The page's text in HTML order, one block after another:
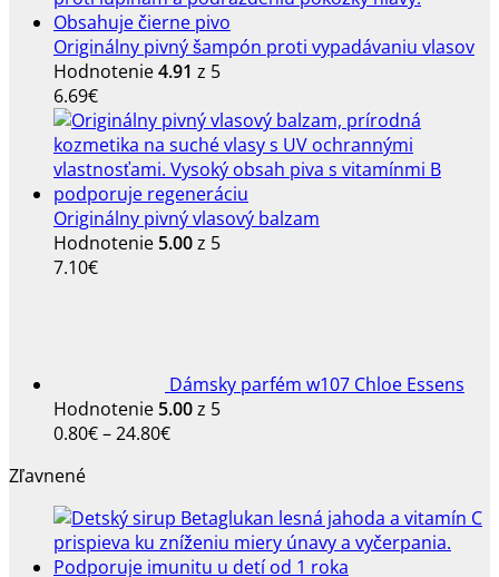
Originálny pivný šampón proti vypadávaniu vlasov
Hodnotenie4.91 z 5
6.69€
Originálny pivný vlasový balzam
Hodnotenie 5.00z 5
7.10€
Dámsky parfém w107 Chloe Essens
Hodnotenie 5.00z 5
0.80€–24.80€Price
through
24.80€
Zľavnené